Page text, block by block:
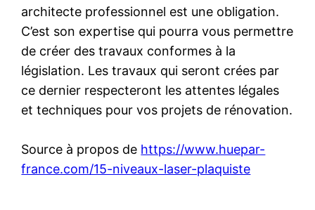
architecte professionnel est une obligation.
C’est son expertise qui pourra vous permettre
de créer des travaux conformes à la
législation. Les travaux qui seront crées par
ce dernier respecteront les attentes légales
et techniques pour vos projets de rénovation.
Source à propos de https://www.huepar-
france.com/15-niveaux-laser-plaquiste